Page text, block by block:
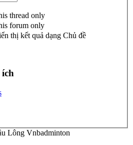
thread only
forum only
thị kết quả dạng Chủ đề
Lông Vnbadminton